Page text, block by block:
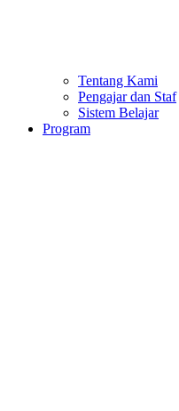
Tentang Kami
Pengajar dan Staf
Sistem Belajar
Program